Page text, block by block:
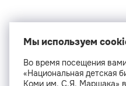
Мы используем
Во время посещения
«Национальная детская
Коми им. С.Я. Маршака»